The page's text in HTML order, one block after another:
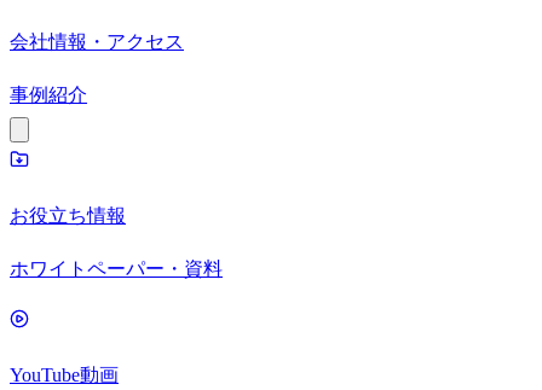
会社情報・アクセス
事例紹介
お役立ち情報
ホワイトペーパー・資料
YouTube動画